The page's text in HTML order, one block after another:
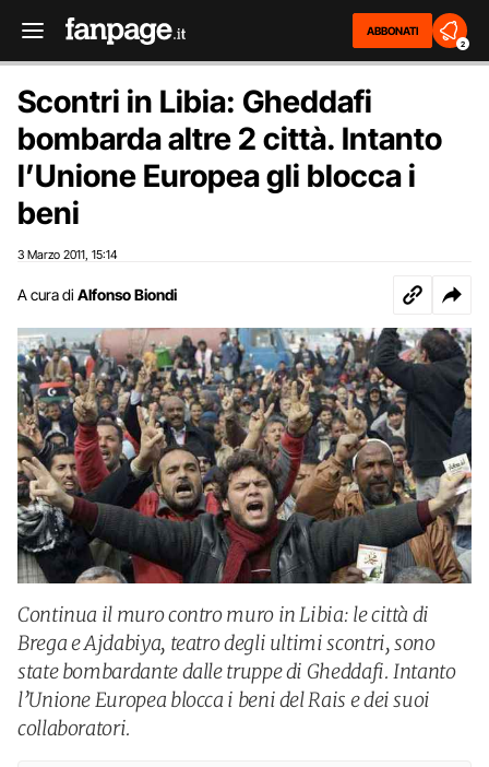
ABBONATI
2
Scontri in Libia: Gheddafi
bombarda altre 2 città. Intanto
l’Unione Europea gli blocca i
beni
3 Marzo 2011 15:14
A cura di Alfonso Biondi
Continua il muro contro muro in Libia: le città di
Brega e Ajdabiya, teatro degli ultimi scontri, sono
state bombardante dalle truppe di Gheddafi. Intanto
l’Unione Europea blocca i beni del Rais e dei suoi
collaboratori.